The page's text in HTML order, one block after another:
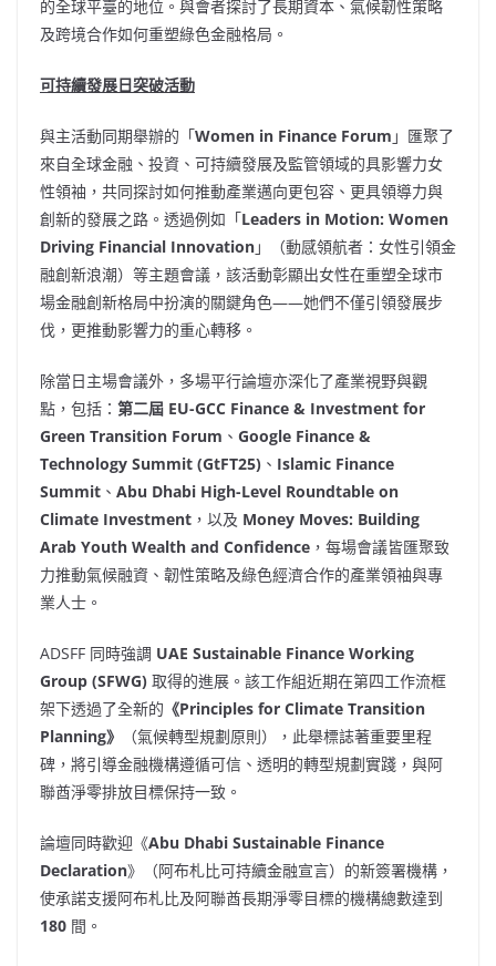
的全球平臺的地位。與會者探討了長期資本、氣候韌性策略
及跨境合作如何重塑綠色金融格局。
可持續發展日突破活動
與主活動同期舉辦的「Women in Finance Forum 」匯聚了
來自全球金融、投資、可持續發展及監管領域的具影響力女
性領袖，共同探討如何推動產業邁向更包容、更具領導力與
創新的發展之路。透過例如「Leaders in Motion: Women
Driving Financial Innovation」（動感領航者：女性引領金
融創新浪潮）等主題會議，該活動彰顯出女性在重塑全球市
場金融創新格局中扮演的關鍵角色——她們不僅引領發展步
伐，更推動影響力的重心轉移。
除當日主場會議外，多場平行論壇亦深化了產業視野與觀
點，包括： 第二屆 EU-GCC Finance & Investment for
Green Transition Forum 、 Google Finance &
Technology Summit (GtFT25) 、 Islamic Finance
Summit 、 Abu Dhabi High-Level Roundtable on
Climate Investment ，以及 Money Moves: Building
Arab Youth Wealth and Confidence ，每場會議皆匯聚致
力推動氣候融資、韌性策略及綠色經濟合作的產業領袖與專
業人士。
ADSFF 同時強調 UAE Sustainable Finance Working
Group (SFWG) 取得的進展。該工作組近期在第四工作流框
架下透過了全新的 《Principles for Climate Transition
Planning》
（氣候轉型規劃原則），此舉標誌著重要里程
碑，將引導金融機構遵循可信、透明的轉型規劃實踐，與阿
聯酋淨零排放目標保持一致。
論壇同時歡迎《Abu Dhabi Sustainable Finance
Declaration》（阿布札比可持續金融宣言）的新簽署機構，
使承諾支援阿布札比及阿聯酋長期淨零目標的機構總數達到
180 間。